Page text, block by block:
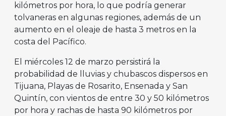
kilómetros por hora, lo que podría generar
tolvaneras en algunas regiones, además de un
aumento en el oleaje de hasta 3 metros en la
costa del Pacífico.
El miércoles 12 de marzo persistirá la
probabilidad de lluvias y chubascos dispersos en
Tijuana, Playas de Rosarito, Ensenada y San
Quintín, con vientos de entre 30 y 50 kilómetros
por hora y rachas de hasta 90 kilómetros por